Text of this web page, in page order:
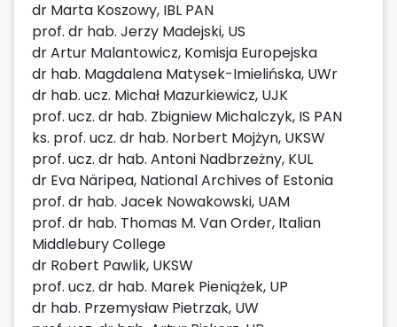
dr Marta Koszowy, IBL PAN
prof. dr hab. Jerzy Madejski, US
dr Artur Malantowicz, Komisja Europejska
dr hab. Magdalena Matysek-Imielińska, UWr
dr hab. ucz. Michał Mazurkiewicz, UJK
prof. ucz. dr hab. Zbigniew Michalczyk, IS PAN
ks. prof. ucz. dr hab. Norbert Mojżyn, UKSW
prof. ucz. dr hab. Antoni Nadbrzeżny, KUL
dr Eva Näripea, National Archives of Estonia
prof. dr hab. Jacek Nowakowski, UAM
prof. dr hab. Thomas M. Van Order, Italian
Middlebury College
dr Robert Pawlik, UKSW
prof. ucz. dr hab. Marek Pieniążek, UP
dr hab. Przemysław Pietrzak, UW